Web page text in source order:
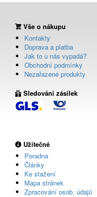
Vše o nákupu
Kontakty
Doprava a platba
Jak to u nás vypadá?
Obchodní podmínky
Nezařazené produkty
Sledování zásilek
Užitečné
Poradna
Články
Ke stažení
Mapa stránek
Zpracování osob. údajů